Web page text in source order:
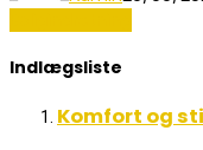
Indlægsliste
Komfort og